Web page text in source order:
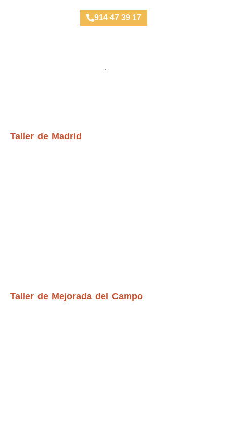
914 47 39 17
Ubicación Talleres
Taller de Madrid
Taller de Mejorada del Campo